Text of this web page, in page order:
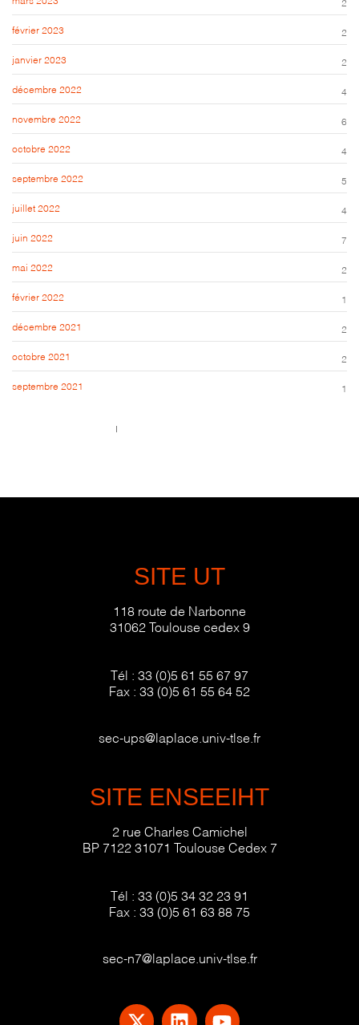
2
février 2023 2
janvier 2023 2
décembre 2022 4
novembre 2022 6
octobre 2022 4
septembre 2022 5
juillet 2022 4
juin 2022 7
mai 2022 2
février 2022 1
décembre 2021 2
octobre 2021 2
septembre 2021 1
SITE UT
118 route de Narbonne
31062 Toulouse cedex 9
Tél : 33 (0)5 61 55 67 97
Fax : 33 (0)5 61 55 64 52
sec-ups@laplace.univ-tlse.fr
SITE ENSEEIHT
2 rue Charles Camichel
BP 7122 31071 Toulouse Cedex 7
Tél : 33 (0)5 34 32 23 91
Fax : 33 (0)5 61 63 88 75
sec-n7@laplace.univ-tlse.fr